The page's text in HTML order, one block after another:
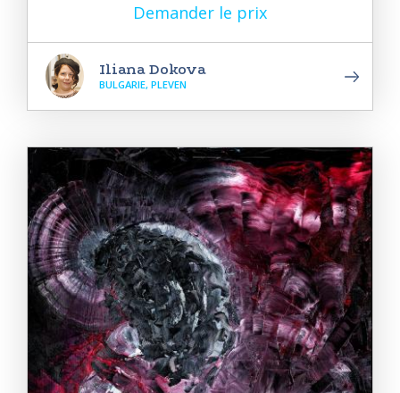
Demander le prix
Iliana Dokova
BULGARIE, PLEVEN